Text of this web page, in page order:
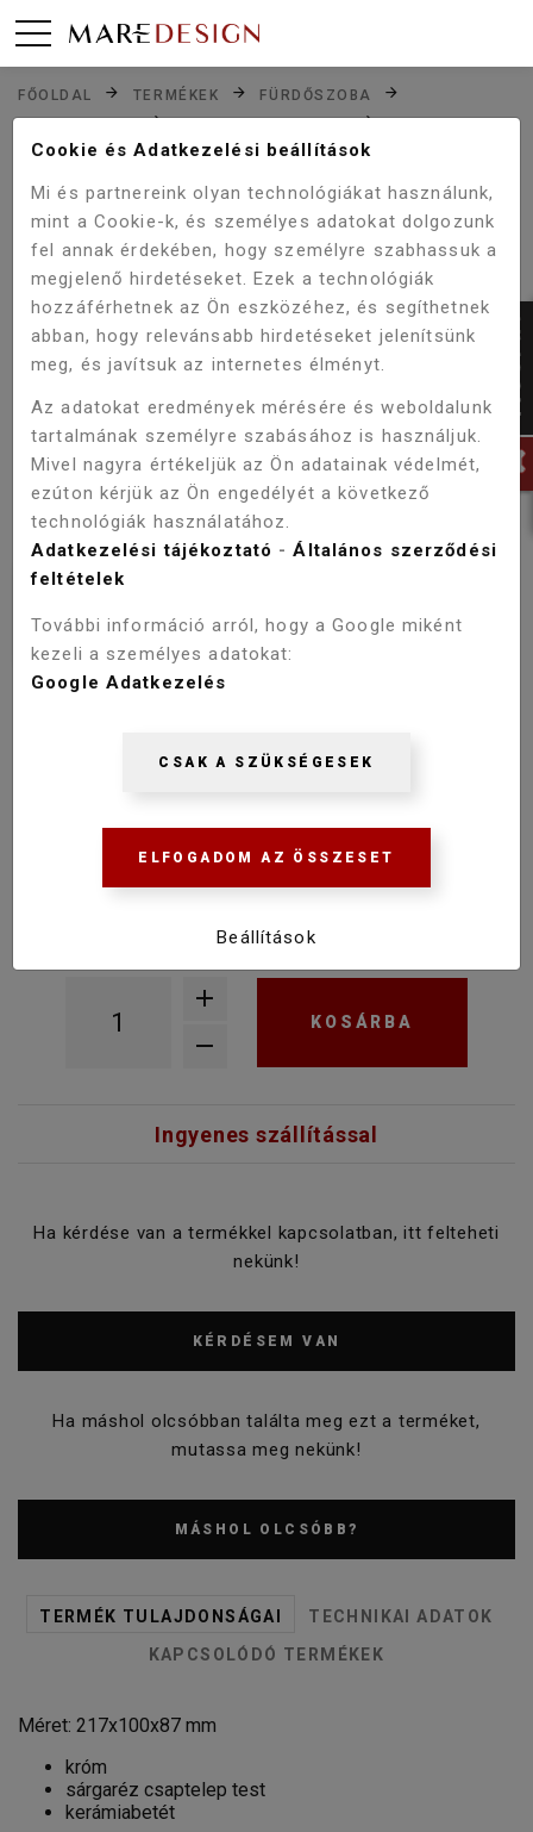
FŐOLDAL TERMÉKEK
FÜRDŐSZOBA
CSAPTELEPEK
ZUHANY CSAPTELEP
WELLIS FAUST ZUHANY CSAPTELEP ACS0226
CSAPTELEP ACS0226
72 900 Ft
52 150 Ft
Raktáron
KOSÁRBA
Ingyenes szállítással
Ha kérdése van a termékkel kapcsolatban, itt felteheti
nekünk!
KÉRDÉSEM VAN
Ha máshol olcsóbban találta meg ezt a terméket,
mutassa meg nekünk!
MÁSHOL OLCSÓBB?
TERMÉK TULAJDONSÁGAI
TECHNIKAI ADATOK
KAPCSOLÓDÓ TERMÉKEK
Méret: 217x100x87 mm
króm
sárgaréz csaptelep test
kerámiabetét
Cookie és Adatkezelési beállítások
Mi és partnereink olyan technológiákat használunk,
mint a Cookie-k, és személyes adatokat dolgozunk
fel annak érdekében, hogy személyre szabhassuk a
megjelenő hirdetéseket. Ezek a technológiák
hozzáférhetnek az Ön eszközéhez, és segíthetnek
abban, hogy relevánsabb hirdetéseket jelenítsünk
meg, és javítsuk az internetes élményt.
Az adatokat eredmények mérésére és weboldalunk
tartalmának személyre szabásához is használjuk.
Mivel nagyra értékeljük az Ön adatainak védelmét,
ezúton kérjük az Ön engedélyét a következő
technológiák használatához.
Adatkezelési tájékoztató -Általános szerződési
feltételek
További információ arról, hogy a Google miként
kezeli a személyes adatokat:
Google Adatkezelés
CSAK A SZÜKSÉGESEK
ELFOGADOM AZ ÖSSZESET
Beállítások